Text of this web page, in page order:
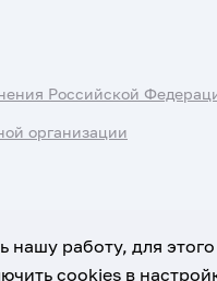
Российской
организации
нашу работу, для
cookies в